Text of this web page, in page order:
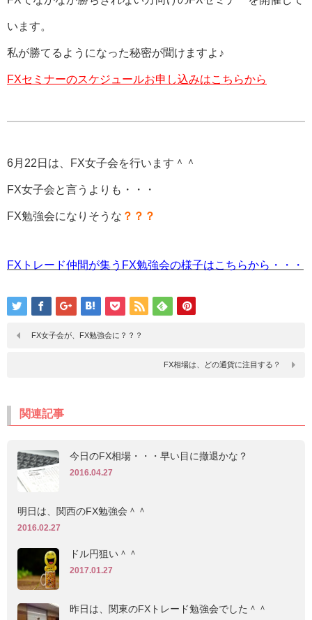
います。
私が勝てるようになった秘密が聞けますよ♪
FXセミナーのスケジュールお申し込みはこちらから
6月22日は、FX女子会を行います＾＾
FX女子会と言うよりも・・・
FX勉強会になりそうな ？？？
FXトレード仲間が集うFX勉強会の様子はこちらから・・・
FX女子会が、FX勉強会に？？？
FX相場は、どの通貨に注目する？
関連記事
今日のFX相場・・・早い目に撤退かな？
2016.04.27
明日は、関西のFX勉強会＾＾
2016.02.27
ドル円狙い＾＾
2017.01.27
昨日は、関東のFXトレード勉強会でした＾＾